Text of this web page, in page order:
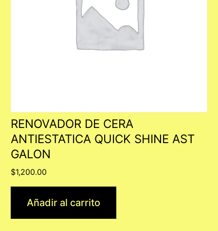
RENOVADOR DE CERA
ANTIESTATICA QUICK SHINE AST
GALON
$1,200.00
Añadir al carrito